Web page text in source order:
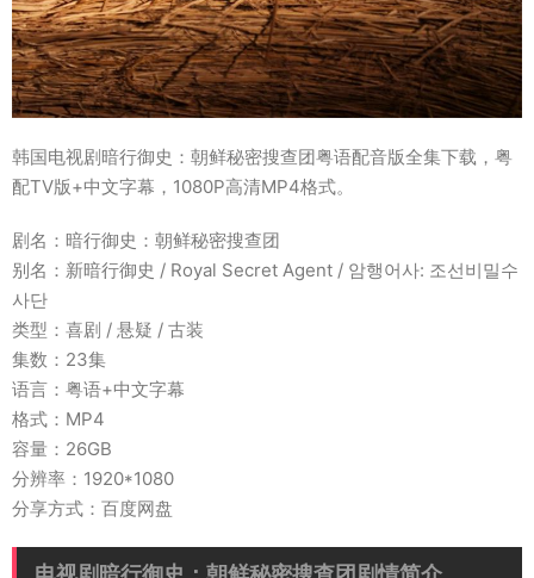
韩国电视剧暗行御史：朝鲜秘密搜查团粤语配音版全集下载，粤
配TV版+中文字幕，1080P高清MP4格式。
剧名：暗行御史：朝鲜秘密搜查团
别名：新暗行御史 / Royal Secret Agent / 암행어사: 조선비밀수
사단
类型：喜剧 / 悬疑 / 古装
集数：23集
语言：粤语+中文字幕
格式：MP4
容量：26GB
分辨率：1920*1080
分享方式：百度网盘